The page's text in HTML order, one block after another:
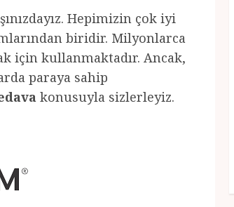
Hepimizin çok iyi
biridir. Milyonlarca
için kullanmaktadır. Ancak,
paraya sahip
konusuyla sizlerleyiz.